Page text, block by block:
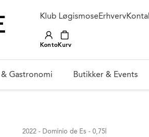
Klub LøgismoseErhverv
KontoKurv
Gastronomi Butikker & Events
2022 - Dominio de Es - 0,75l